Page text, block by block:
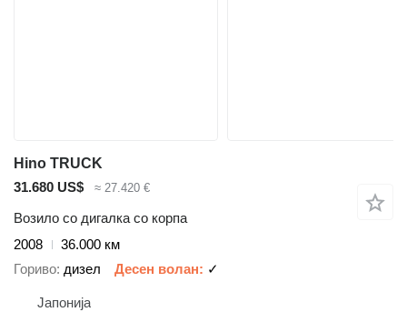
Hino TRUCK
31.680 US$
≈ 27.420 €
Возило со дигалка со корпа
2008
36.000 км
Гориво дизел Десен волан ✓
Јапонија